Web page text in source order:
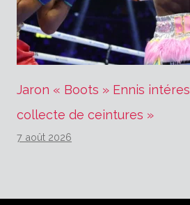
Jaron « Boots » Ennis
collecte de ceintures »
7 août 2026